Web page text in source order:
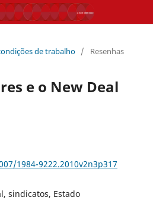
de trabalho / Resenhas
e o New Deal
1984-9222.2010v2n3p317
sindicatos, Estado